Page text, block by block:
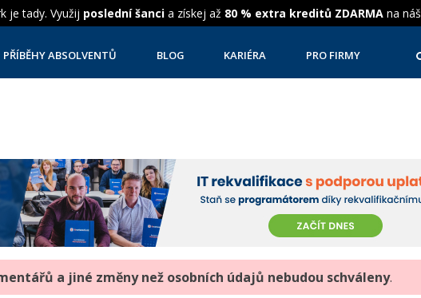
je tady. Využij poslední šanci a získej až 80 % extra kreditů ZDARMA na náš
PŘÍBĚHY ABSOLVENTŮ BLOG KARIÉRA PRO FIRMY
a jiné změny než osobních údajů nebudou schváleny.